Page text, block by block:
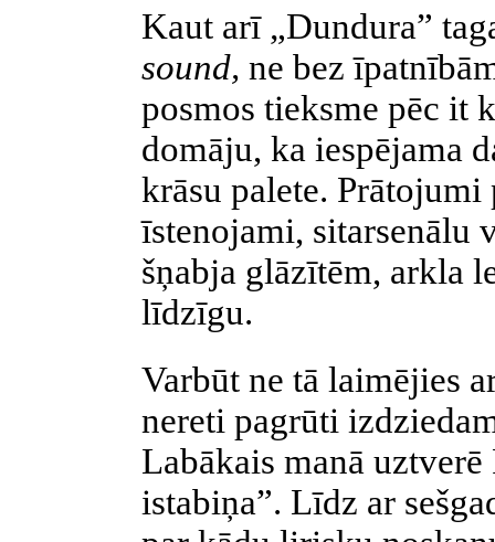
Kaut arī „Dundura”
sound, ne bez
posmos tieksme pēc it
domāju, ka iespējama
krāsu palete.
īstenojami, sitarsenālu
šņabja glāzītēm, arkla
līdzīgu.
Varbūt ne tā laimējies
nereti pagrūti
Labākais manā
istabiņa”. Līdz ar